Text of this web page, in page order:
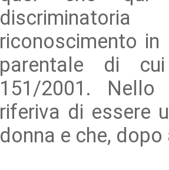
riconoscimento
parentale di
151/2001. Nello
riferiva di essere
donna e che, dopo